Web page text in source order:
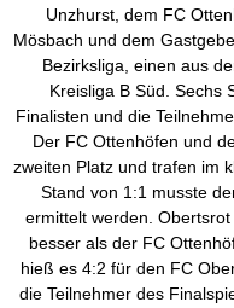
Unzhurst, dem FC
Mösbach und dem
Bezirksliga, einen aus
Kreisliga B Süd. Sechs
Finalisten und die
Der FC Ottenhöfen und
zweiten Platz und trafen im
Stand von 1:1 musste
ermittelt werden.
besser als der FC
hieß es 4:2 für den FC
die Teilnehmer des